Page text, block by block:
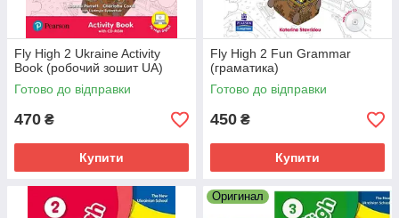
Fly High 2 Ukraine Activity
Book (робочий зошит UA)
Готово до відправки
470 ₴
Купити
Fly High 2 Fun Grammar
(граматика)
Готово до відправки
450 ₴
Купити
Оригинал